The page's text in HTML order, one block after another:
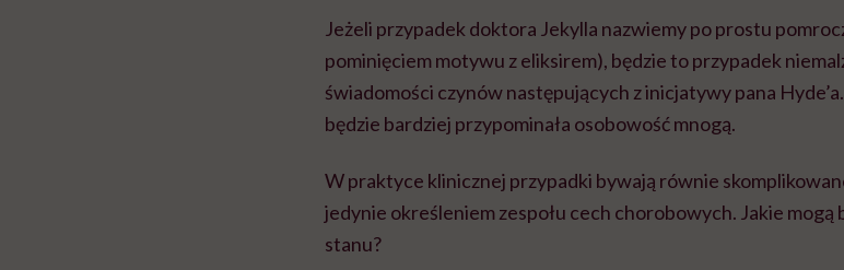
Jeżeli przypadek doktora Jekylla nazwiemy po prostu
pominięciem motywu z eliksirem), będzie to przypadek
świadomości czynów następujących z inicjatywy pana
będzie bardziej przypominała osobowość mnogą.
W praktyce klinicznej przypadki bywają równie
jedynie określeniem zespołu cech chorobowych. Jakie
stanu?